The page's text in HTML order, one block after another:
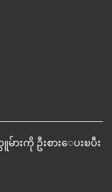
ားကို ဦးစားေပးၿပီး